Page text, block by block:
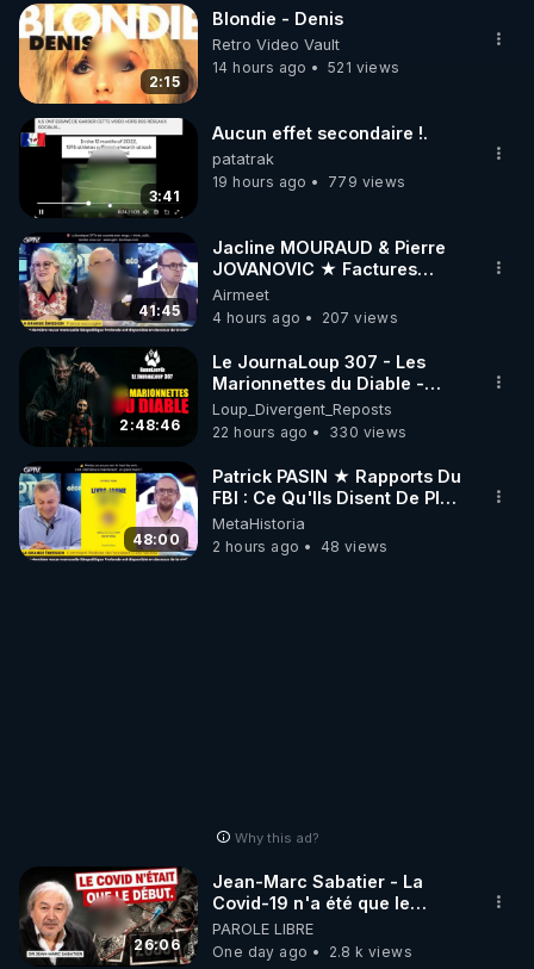
▶ 30 jours gratuit sur l’application de méditation et
de bien-être ENVOL :
Rendez-vous sur https://www.envol.app/code
le code : REGENERE
plus de guerres.
2:15
Blondie - Denis
Retro Video Vault
14 hours ago
521 views
3:41
Aucun effet secondaire !.
patatrak
19 hours ago
779 views
41:45
Jacline MOURAUD & Pierre
JOVANOVIC ★ Factures
Impayées : Où Est Passé Le
Pognon ?
Airmeet
4 hours ago
207 views
2:48:46
Le JournaLoup 307 - Les
Marionnettes du Diable -
Loup Divergent 2026.08.07
Loup_Divergent_Reposts
22 hours ago
330 views
48:00
Patrick PASIN ★ Rapports Du
FBI : Ce Qu'Ils Disent De Plus
Grave Sur Hitler
MetaHistoria
2 hours ago
48 views
Why this ad?
26:06
Jean-Marc Sabatier - La
Covid-19 n'a été que le
début - L'ARNm & l'ARNm-aa
jusqu où auront-t-il ?
PAROLE LIBRE
One day ago
2.8 k views